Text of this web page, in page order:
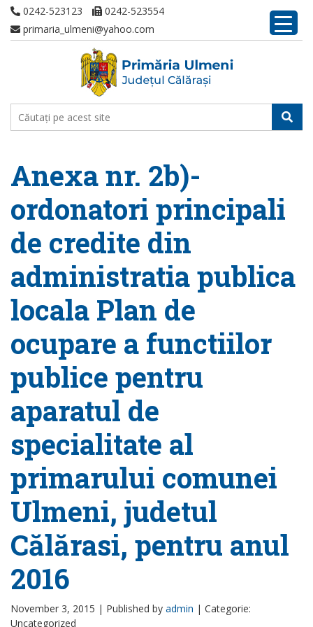
0242-523123
0242-523554
primaria_ulmeni@yahoo.com
Anexa nr. 2b)-
ordonatori principali
de credite din
administratia publica
locala Plan de
ocupare a functiilor
publice pentru
aparatul de
specialitate al
primarului comunei
Ulmeni, judetul
Călărasi, pentru anul
2016
November 3, 2015 | Published by admin | Categorie:
Uncategorized